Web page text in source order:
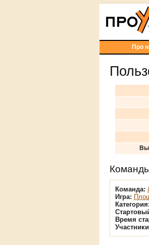
Про
Команда:
Игра:
Категория:
Время